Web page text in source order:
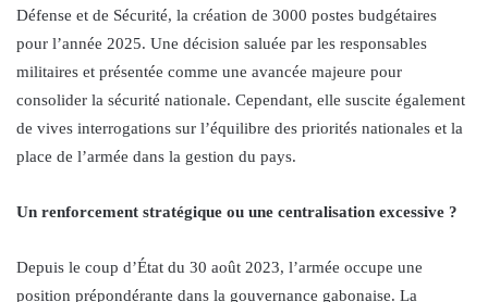
Défense et de Sécurité, la création de 3000 postes budgétaires
pour l’année 2025. Une décision saluée par les responsables
militaires et présentée comme une avancée majeure pour
consolider la sécurité nationale. Cependant, elle suscite également
de vives interrogations sur l’équilibre des priorités nationales et la
place de l’armée dans la gestion du pays.
Un renforcement stratégique ou une centralisation excessive ?
Depuis le coup d’État du 30 août 2023, l’armée occupe une
position prépondérante dans la gouvernance gabonaise. La